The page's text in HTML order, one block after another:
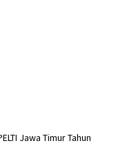
Jawa Timur Tahun